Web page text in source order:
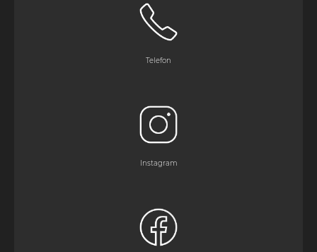
Telefon
Instagram